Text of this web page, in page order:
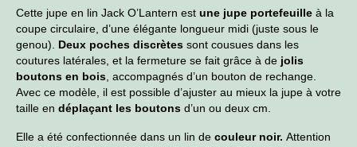
Cette jupe en lin Jack O’Lantern est une jupe portefeuille à la
coupe circulaire, d’une élégante longueur midi (juste sous le
genou). Deux poches discrètes sont cousues dans les
coutures latérales, et la fermeture se fait grâce à de jolis
boutons en bois , accompagnés d’un bouton de rechange.
Avec ce modèle, il est possible d’ajuster au mieux la jupe à votre
taille en déplaçant les boutons d’un ou deux cm.
Elle a été confectionnée dans un lin de couleur noir. Attention